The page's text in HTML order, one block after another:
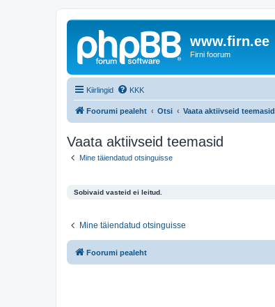
www.firn.ee
Firni foorum
Kiirlingid KKK
Foorumi pealeht Otsi Vaata aktiivseid teemasid
Vaata aktiivseid teemasid
Mine täiendatud otsinguisse
Sobivaid vasteid ei leitud.
Mine täiendatud otsinguisse
Foorumi pealeht